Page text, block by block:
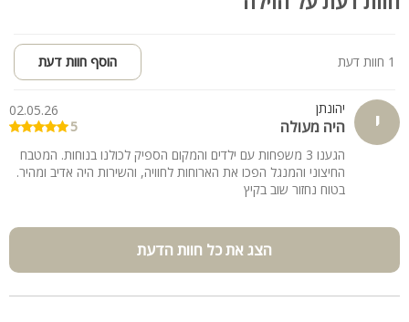
1 חוות דעת הוסף חוות דעת
י יהונתן
היה מעולה
02.05.26
5
הגענו 3 משפחות עם ילדים והמקום הספיק לכולנו בנוחות. המטבח
החיצוני והמנגל הפכו את הארוחות לחוויה, והשירות היה אדיב ומהיר.
בטוח נחזור שוב בקיץ
הצג את כל חוות הדעת